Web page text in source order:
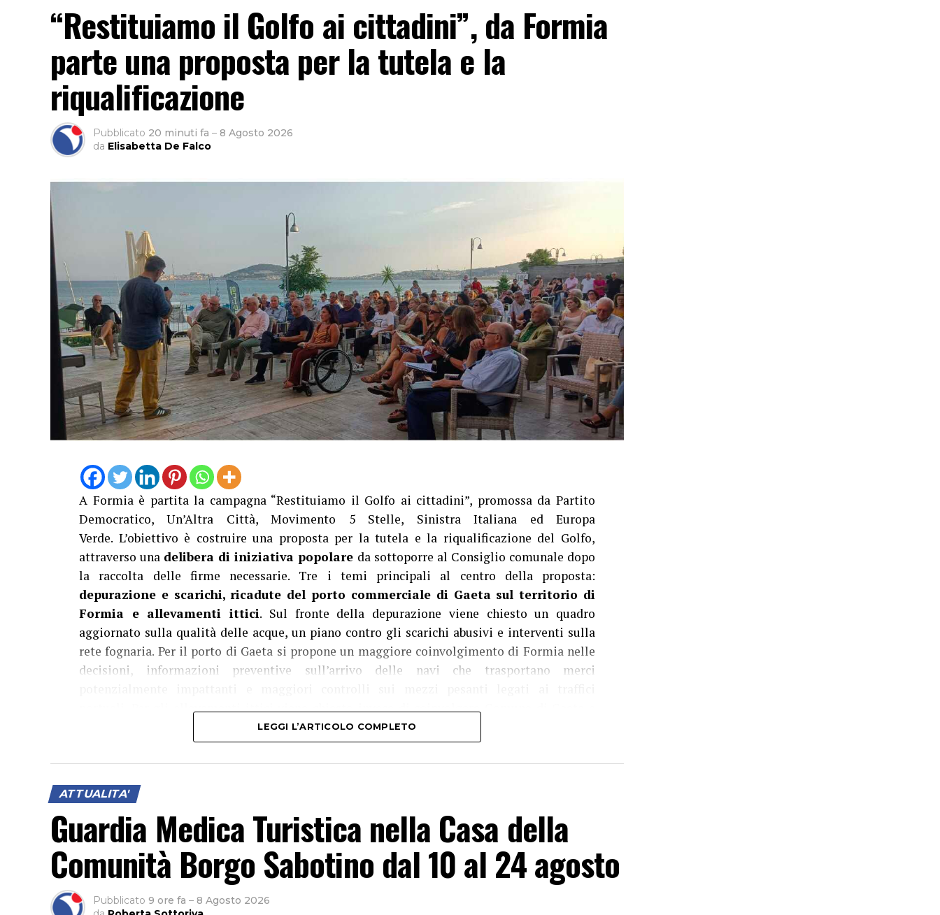
“Restituiamo il Golfo ai cittadini”, da Formia
parte una proposta per la tutela e la
riqualificazione
Pubblicato 20 minuti fa – 8 Agosto 2026
da Elisabetta De Falco
A Formia è partita la campagna “Restituiamo il Golfo ai cittadini”, promossa da Partito
Democratico, Un’Altra Città, Movimento 5 Stelle, Sinistra Italiana ed Europa
Verde. L’obiettivo è costruire una proposta per la tutela e la riqualificazione del Golfo,
attraverso una delibera di iniziativa popolare da sottoporre al Consiglio comunale dopo
la raccolta delle firme necessarie. Tre i temi principali al centro della proposta:
depurazione e scarichi, ricadute del porto commerciale di Gaeta sul territorio di
Formia e allevamenti ittici. Sul fronte della depurazione viene chiesto un quadro
aggiornato sulla qualità delle acque, un piano contro gli scarichi abusivi e interventi sulla
rete fognaria. Per il porto di Gaeta si propone un maggiore coinvolgimento di Formia nelle
decisioni, informazioni preventive sull’arrivo delle navi che trasportano merci
portuali. Per gli allevamenti ittici viene chiesto invece di coinvolgere Comune di Gaeta e
Regione Lazio per arrivare alla delocalizzazione degli impianti dall’area interna del Golfo e
alla rimozione delle strutture dismesse. Il percorso proseguirà ora con una fase di ascolto
aperta a cittadini, associazioni e operatori del territorio, con l’obiettivo di raccogliere nuove
proposte e arrivare a un testo condiviso.
LEGGI L’ARTICOLO COMPLETO
ATTUALITA'
Guardia Medica Turistica nella Casa della
Comunità Borgo Sabotino dal 10 al 24 agosto
Pubblicato 9 ore fa – 8 Agosto 2026